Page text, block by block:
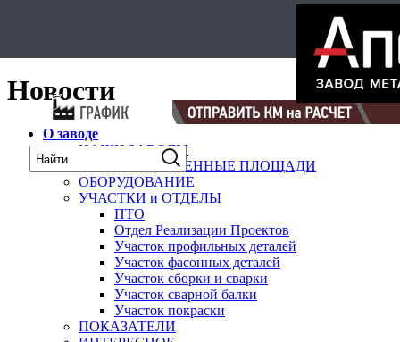
Новости
О заводе
НАШИ ЗАВОДЫ
ПРОИЗВОДСТВЕННЫЕ ПЛОЩАДИ
ОБОРУДОВАНИЕ
УЧАСТКИ и ОТДЕЛЫ
ПТО
Отдел Реализации Проектов
Участок профильных деталей
Участок фасонных деталей
Участок сборки и сварки
Участок сварной балки
Участок покраски
ПОКАЗАТЕЛИ